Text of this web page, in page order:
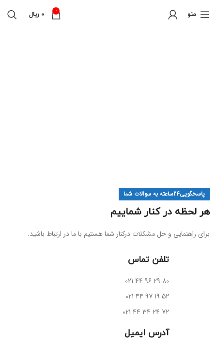
منو 0
0 ریال
پاسخگویی24ساعته به سوالات شما
هر لحظه در کنار شماییم
برای راهنمایی و حل مشکلات درکنار شما هستیم با ما در ارتباط باشید.
تلفن تماس
021 44 96 29 80
021 44 97 19 52
72 24 34 44 021
آدرس ایمیل